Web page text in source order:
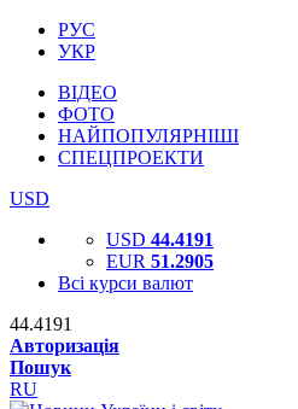
РУС
УКР
ВІДЕО
ФОТО
НАЙПОПУЛЯРНІШІ
СПЕЦПРОЕКТИ
USD
USD 44.4191
EUR 51.2905
Всі курси валют
44.4191
Авторизація
Пошук
RU